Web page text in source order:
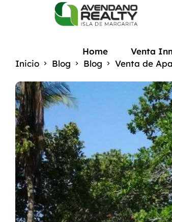
Home Venta
Inicio
Blog Blog Venta de